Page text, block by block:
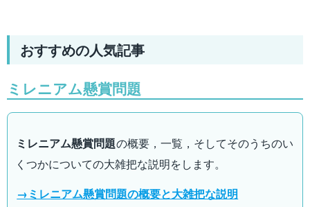
おすすめの人気記事
ミレニアム懸賞問題
ミレニアム懸賞問題の概要，一覧，そしてそのうちのい
くつかについての大雑把な説明をします。
→ミレニアム懸賞問題の概要と大雑把な説明